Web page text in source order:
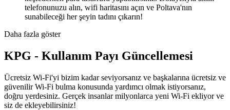
telefonunuzu alın, wifi haritasını açın ve Poltava'nın
sunabileceği her şeyin tadını çıkarın!
Daha fazla göster
KPG - Kullanım Payı Güncellemesi
Ücretsiz Wi-Fi'yi bizim kadar seviyorsanız ve başkalarına ücretsiz ve
güvenilir Wi-Fi bulma konusunda yardımcı olmak istiyorsanız,
doğru yerdesiniz. Gerçek insanlar milyonlarca yeni Wi-Fi ekliyor ve
siz de ekleyebilirsiniz!